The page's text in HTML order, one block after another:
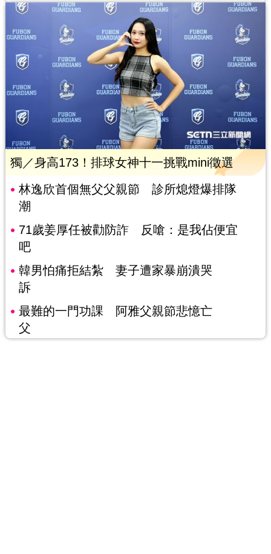
獨／身高173！排球女神十一挑戰mini徵選
林逸欣首個無父父親節 診所熄燈爆排隊
潮
71歲姜厚任被勸防詐 反嗆：是我佔便宜
吧
韓男怕痛拒結紮 妻子遭家暴崩潰哭
訴
最難的一門功課 阿雅父親節悲憶亡
父